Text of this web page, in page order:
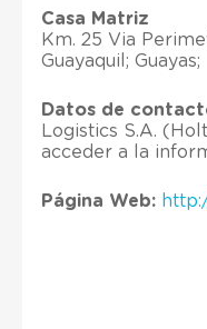
Casa Matriz
Km. 25 Via
Guayaquil; Guayas;
Datos de
Logistics S.A.
acceder a la
Página Web: